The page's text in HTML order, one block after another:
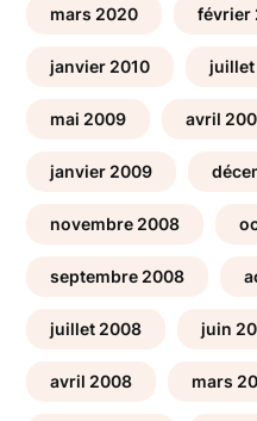
mars 2020 février
janvier 2010
mai 2009 avril
janvier 2009
novembre 2008
septembre 2008
juillet 2008 juin
avril 2008 mars